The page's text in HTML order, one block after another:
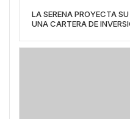
LA SERENA PROYECTA
UNA CARTERA DE